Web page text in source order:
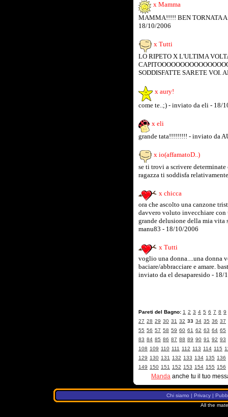
x Mamma
MAMMA!!!!! BEN TORNATA
18/10/2006
x Tutti
LO RIPETO X L'ULTIMA
SODDISFATTE SARETE VOI.
x aury!
come te..;) - inviato da eli - 18/
x eli
grande tata!!!!!!!!! - inviato da
x io(affamatoD..)
se ti trovi a scrivere
ragazza ti soddisfa
x chicca
ora che ascolto una canzone
davvero voluto invecchiare
grande delusione della mia vita
manu83 - 18/10/2006
x Tutti
voglio una donna....una donna
baciare/abbracciare e amare.
inviato da el desaparesido - 18/
Pareti del Bagno: 1 2 3 4 5 6 7 8 9
27 28 29 30 31 32 33 34 35 36 37
55 56 57 58 59 60 61 62 63 64 65
83 84 85 86 87 88 89 90 91 92 93
108 109 110 111 112 113 114 115
129 130 131 132 133 134 135 136
149 150 151 152 153 154 155 156
Manda anche tu il tuo
Chi siamo | Privacy |
All the